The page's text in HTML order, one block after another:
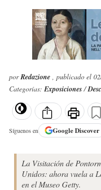
porRedazione , publicado el
Categorías:Exposiciones/
Síguenos en GoogleDiscover
La Visitación de
Unidos: ahora vuela a
en el Museo Getty.